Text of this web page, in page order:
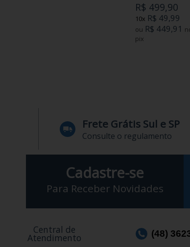
R$ 499,90
10x R$ 49,99
ou R$ 449,91 no
pix
Frete Grátis Sul e SP
Consulte o regulamento
Cadastre-se
Para Receber Novidades
Central de
Atendimento (48)